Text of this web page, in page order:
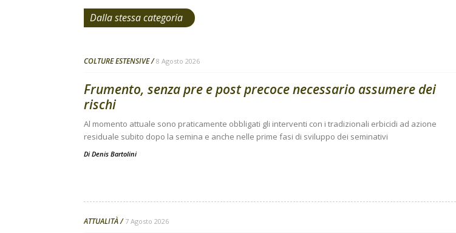
Dalla stessa categoria
COLTURE ESTENSIVE 8 Agosto 2026
Frumento, senza pre e post precoce necessario assumere dei
rischi
Al momento attuale sono praticamente obbligati gli interventi con i tradizionali erbicidi ad azione
residuale subito dopo la semina e anche nelle prime fasi di sviluppo dei seminativi
Di Denis Bartolini
ATTUALITÀ 7 Agosto 2026